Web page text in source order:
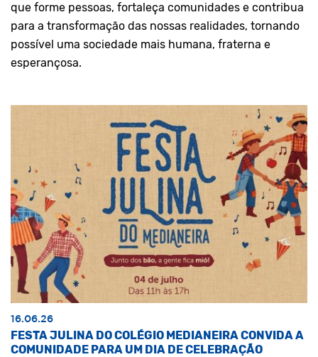
que forme pessoas, fortaleça comunidades e contribua
para a transformação das nossas realidades, tornando
possível uma sociedade mais humana, fraterna e
esperançosa.
16.06.26
FESTA JULINA DO COLÉGIO MEDIANEIRA CONVIDA A
COMUNIDADE PARA UM DIA DE CELEBRAÇÃO